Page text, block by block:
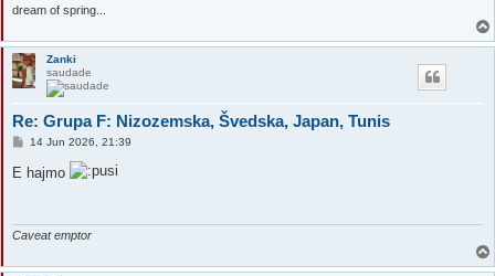
dream of spring...
Zanki
saudade
Re: Grupa F: Nizozemska, Švedska, Japan, Tunis
P
s
t
14 Jun 2026, 21:39
E hajmo
Caveat emptor